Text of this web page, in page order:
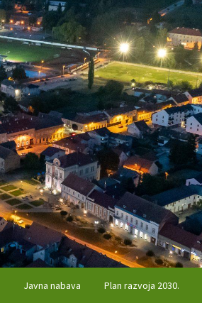
Javna nabava Plan razvoja 2030.